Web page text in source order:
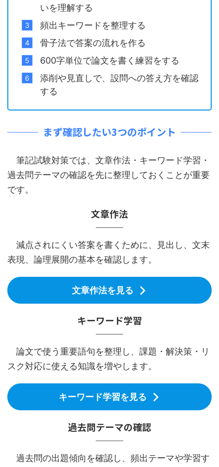
いを理解する
頻出キーワードを整理する
骨子法で答案の流れを作る
600字単位で論文を書く練習をする
添削や見直しで、設問への答え方を確認
する
まず確認したい3つのポイント
筆記試験対策では、文章作法・キーワード学習・
過去問テーマの確認を先に整理しておくことが重要
です。
文章作法
減点されにくい答案を書くために、見出し、文末
表現、論理展開の基本を確認します。
文章作法を見る
キーワード学習
論文で使う重要語句を整理し、課題・解決策・リ
スク対応に使える知識を増やします。
キーワード学習を見る
過去問テーマの確認
過去問の出題傾向を確認し、頻出テーマや学習す